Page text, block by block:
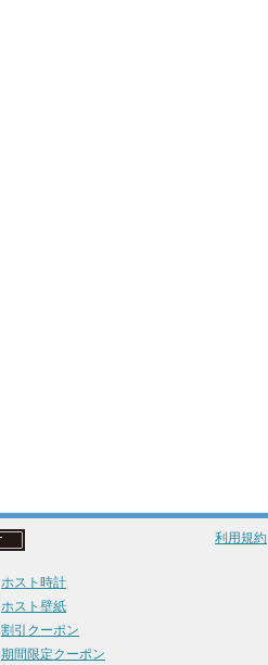
ホスト時計
ホスト壁紙
割引クーポン
期間限定クーポン
利用規約